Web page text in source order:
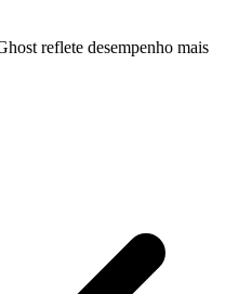
reflete desempenho mais